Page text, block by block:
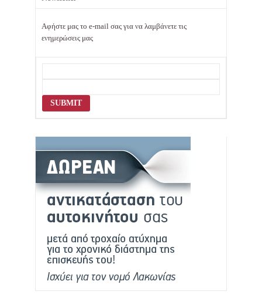
Αφήστε μας το e-mail σας για να λαμβάνετε τις
ενημερώσεις μας